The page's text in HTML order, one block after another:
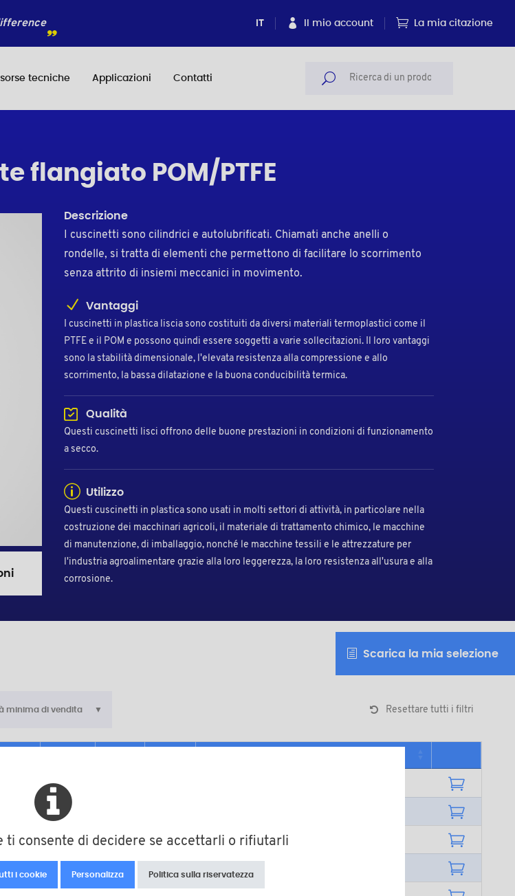
IT Il mio account La mia citazione
tecniche Applicazioni Contatti
flangiato POM/PTFE
Descrizione
I cuscinetti sono cilindrici e autolubrificati. Chiamati anche anelli o
rondelle, si tratta di elementi che permettono di facilitare lo scorrimento
senza attrito di insiemi meccanici in movimento.
Vantaggi
I cuscinetti in plastica liscia sono costituiti da diversi materiali termoplastici come il
PTFE e il POM e possono quindi essere soggetti a varie sollecitazioni. Il loro vantaggi
sono la stabilità dimensionale, l'elevata resistenza alla compressione e allo
scorrimento, la bassa dilatazione e la buona conducibilità termica.
Qualità
Questi cuscinetti lisci offrono delle buone prestazioni in condizioni di funzionamento
a secco.
Utilizzo
Questi cuscinetti in plastica sono usati in molti settori di attività, in particolare nella
costruzione dei macchinari agricoli, il materiale di trattamento chimico, le macchine
di manutenzione, di imballaggio, nonché le macchine tessili e le attrezzature per
l'industria agroalimentare grazie alla loro leggerezza, la loro resistenza all'usura e alla
corrosione.
Scarica la mia selezione
Resettare tutti i filtri
minima di vendita
14,0
14,0
14,0 1,5 7,0 1000
ti consente di decidere se accettarli o rifiutarli
i cookie Personalizza Politica sulla riservatezza